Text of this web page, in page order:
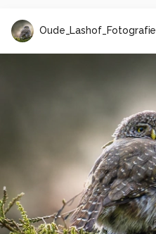
Oude_Lashof_Fotografie